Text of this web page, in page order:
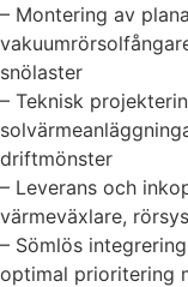
– Montering av
snölaster
– Teknisk
driftmönster
– Leverans och
värmeväxlare,
– Sömlös
optimal prioritering